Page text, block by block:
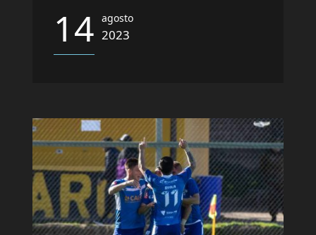
14 agosto
2023